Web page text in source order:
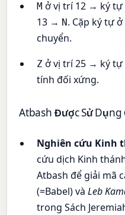
M ở vị trí 12 → ký tự
13 → N. Cặp ký tự
chuyển.
Z ở vị trí 25 → ký
tính đối xứng.
Atbash Được Sử Dụng
Nghiên cứu Kinh
cứu dịch Kinh
Atbash để giải mã
(=Babel) vàLeb
trong Sách